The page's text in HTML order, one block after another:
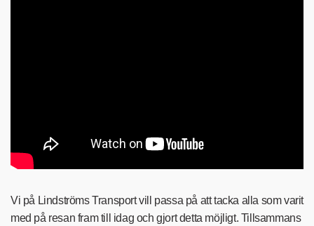
Vi på Lindströms Transport vill passa på att tacka alla som varit
med på resan fram till idag och gjort detta möjligt. Tillsammans